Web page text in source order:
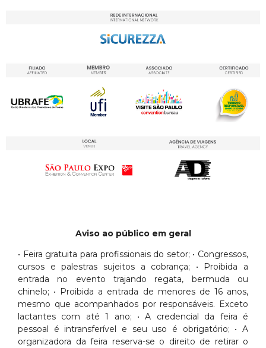
Aviso ao público em geral
• Feira gratuita para profissionais do setor; • Congressos,
cursos e palestras sujeitos a cobrança; • Proibida a
entrada no evento trajando regata, bermuda ou
chinelo; • Proibida a entrada de menores de 16 anos,
mesmo que acompanhados por responsáveis. Exceto
lactantes com até 1 ano; • A credencial da feira é
pessoal é intransferível e seu uso é obrigatório; • A
organizadora da feira reserva-se o direito de retirar o